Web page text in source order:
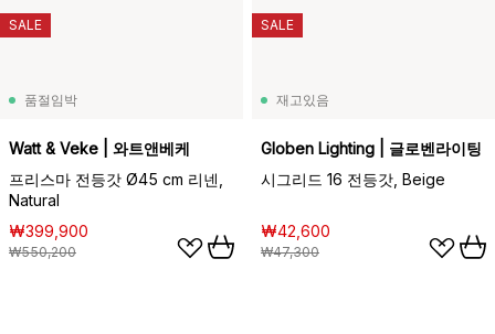
품절임박
Watt & Veke | 와트앤베케
프리스마 전등갓 Ø45 cm 리넨,
Natural
₩399,900
₩550,200
SALE
재고있음
Globen Lighting | 글로벤라이팅
시그리드 16 전등갓, Beige
₩42,600
₩47,300
SALE